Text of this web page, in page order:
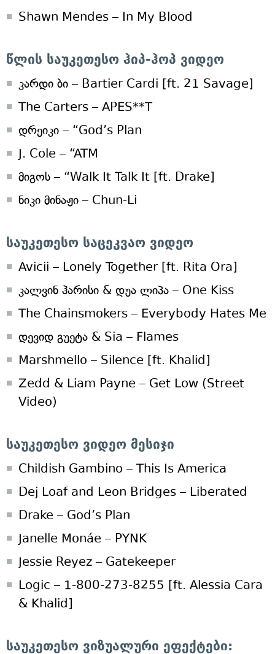
Shawn Mendes – In My Blood
წლის საუკეთესო ჰიპ-ჰოპ ვიდეო
კარდი ბი – Bartier Cardi [ft. 21 Savage]
The Carters – APES**T
დრეიკი – “God’s Plan
J. Cole – “ATM
მიგოს – “Walk It Talk It [ft. Drake]
ნიკი მინაჟი – Chun-Li
საუკეთესო საცეკვაო ვიდეო
Avicii – Lonely Together [ft. Rita Ora]
კალვინ ჰარისი & დუა ლიპა – One Kiss
The Chainsmokers – Everybody Hates Me
დევიდ გუეტა & Sia – Flames
Marshmello – Silence [ft. Khalid]
Zedd & Liam Payne – Get Low (Street
Video)
საუკეთესო ვიდეო მესიჯი
Childish Gambino – This Is America
Dej Loaf and Leon Bridges – Liberated
Drake – God’s Plan
Janelle Monáe – PYNK
Jessie Reyez – Gatekeeper
Logic – 1-800-273-8255 [ft. Alessia Cara
& Khalid]
საუკეთესო ვიზუალური ეფექტები: